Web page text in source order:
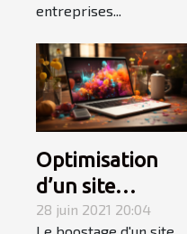
entreprises...
Optimisation
d’un site
internet : ce
28 juin 2021 20:04